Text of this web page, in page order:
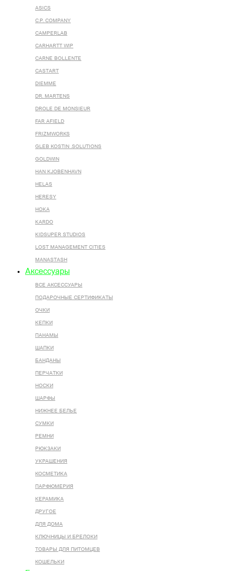
ASICS
C.P. COMPANY
CAMPERLAB
CARHARTT WIP
CARNE BOLLENTE
CASTART
DIEMME
DR. MARTENS
DROLE DE MONSIEUR
FAR AFIELD
FRIZMWORKS
GLEB KOSTIN .SOLUTIONS
GOLDWIN
HAN KJOBENHAVN
HELAS
HERESY
HOKA
KARDO
KIDSUPER STUDIOS
LOST MANAGEMENT CITIES
MANASTASH
Аксессуары
ВСЕ AКСЕССУАРЫ
ПОДАРОЧНЫЕ СЕРТИФИКАТЫ
ОЧКИ
КЕПКИ
ПАНАМЫ
ШАПКИ
БАНДАНЫ
ПЕРЧАТКИ
НОСКИ
ШАРФЫ
НИЖНЕЕ БЕЛЬЕ
СУМКИ
РЕМНИ
РЮКЗАКИ
УКРАШЕНИЯ
КОСМЕТИКА
ПАРФЮМЕРИЯ
КЕРАМИКА
ДРУГОЕ
ДЛЯ ДОМА
КЛЮЧНИЦЫ И БРЕЛОКИ
ТОВАРЫ ДЛЯ ПИТОМЦЕВ
КОШЕЛЬКИ